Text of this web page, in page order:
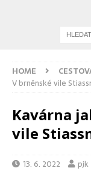
HOME
V brněnské vile
Kavárna
vile
13. 6. 2022 pjk